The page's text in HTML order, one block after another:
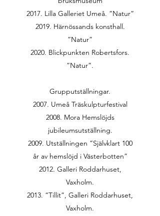
2017. Lilla Galleriet Umeå. ”Natur”
2019. Härnössands konsthall.
”Natur”
2020. Blickpunkten Robertsfors.
”Natur”.
Grupputställningar.
2007. Umeå Träskulpturfestival
2008. Mora Hemslöjds
jubileumsutställning.
2009. Utställningen ”Självklart 100
år av hemslöjd i Västerbotten”
2012. Galleri Roddarhuset,
Vaxholm.
2013. “Tillit”, Galleri Roddarhuset,
Vaxholm.